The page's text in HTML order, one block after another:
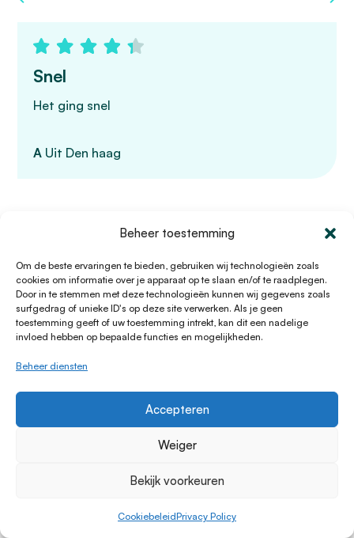
Beheer toestemming
Om de beste ervaringen te bieden, gebruiken wij technologieën zoals
cookies om informatie over je apparaat op te slaan en/of te raadplegen.
Door in te stemmen met deze technologieën kunnen wij gegevens zoals
surfgedrag of unieke ID's op deze site verwerken. Als je geen
toestemming geeft of uw toestemming intrekt, kan dit een nadelige
invloed hebben op bepaalde functies en mogelijkheden.
Beheer diensten
Accepteren
Weiger
Bekijk voorkeuren
CookiebeleidPrivacy Policy
Snel
Het ging snel
A Uit Den haag
Geld lenen
Auto financieren
Financial lease
Verbouwing financieren
Populaire leendoelen
Particuliere leendoelen
Zakelijke leendoelen
Persoonlijke lening
Handige links
Over ons
Toegankelijkheidsverklaring
Papendorpseweg 99,
3528 BJ Utrecht
E-mail:
AFM12047091